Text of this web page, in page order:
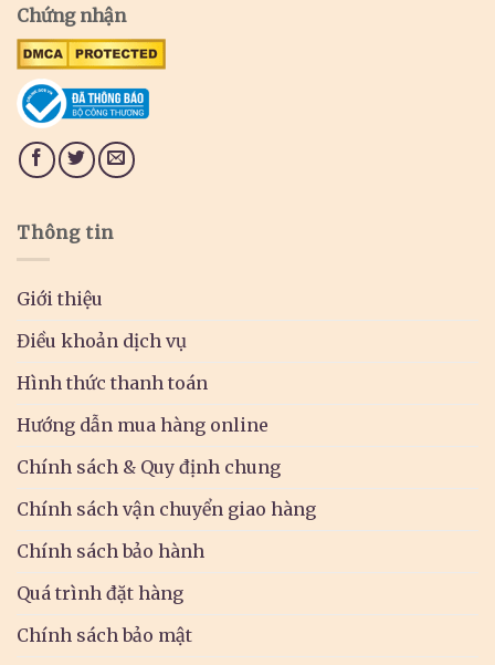
Chứng nhận
Thông tin
Giới thiệu
Điều khoản dịch vụ
Hình thức thanh toán
Hướng dẫn mua hàng online
Chính sách & Quy định chung
Chính sách vận chuyển giao hàng
Chính sách bảo hành
Quá trình đặt hàng
Chính sách bảo mật